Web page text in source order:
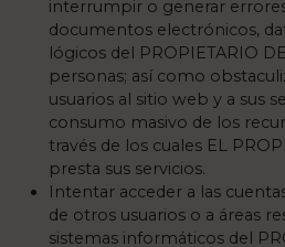
interrumpir o generar
documentos electrónicos,
lógicos del PROPIETARIO
personas; así como
usuarios al sitio web y a sus
consumo masivo de los
través de los cuales EL
presta sus servicios.
Intentar acceder a las
de otros usuarios o a áreas
sistemas informáticos del